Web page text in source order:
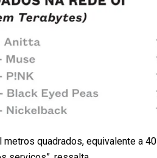
metros quadrados, equivalente a 40